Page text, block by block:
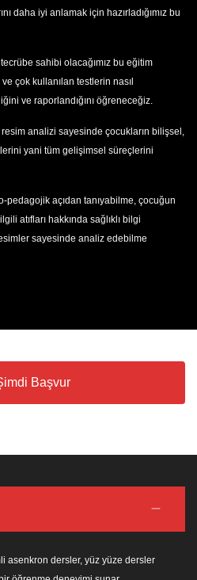
daha iyi anlamak için hazırladığımız bu
sahibi olacağımız bu eğitim
çok kullanılan testlerin nasıl
ve raporlandığını öğreneceğiz.
analizi sayesinde çocukların bilişsel,
yani tüm gelişimsel süreçlerini
pedagojik açıdan tanıyabilme, çocuğun
atıfları hakkında sağlıklı bilgi
sayesinde analiz edebilme
Başvur
asenkron dersler, yüz yüze dersler